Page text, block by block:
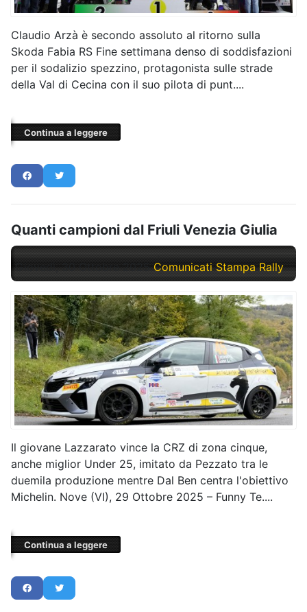
Claudio Arzà è secondo assoluto al ritorno sulla
Skoda Fabia RS Fine settimana denso di soddisfazioni
per il sodalizio spezzino, protagonista sulle strade
della Val di Cecina con il suo pilota di punt....
Continua a leggere
Quanti campioni dal Friuli Venezia Giulia
Giovedì, 30 Ottobre 2025 Comunicati Stampa Rally
Il giovane Lazzarato vince la CRZ di zona cinque,
anche miglior Under 25, imitato da Pezzato tra le
duemila produzione mentre Dal Ben centra l'obiettivo
Michelin. Nove (VI), 29 Ottobre 2025 – Funny Te....
Continua a leggere